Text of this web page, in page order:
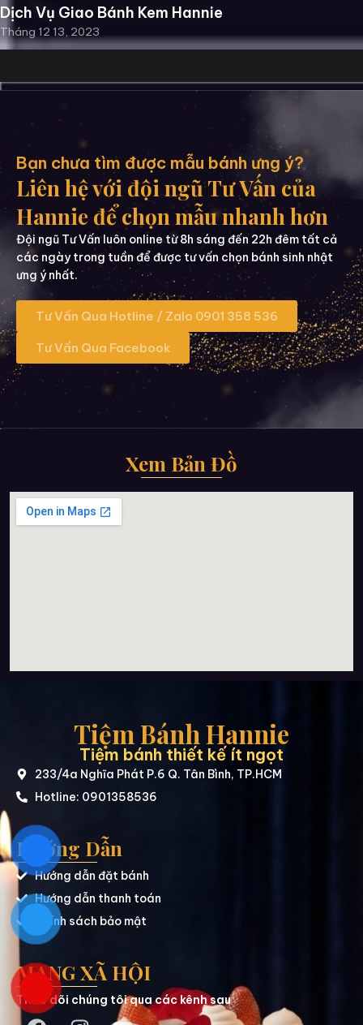
Dịch Vụ Giao Bánh Kem Hannie
Tháng 12 13, 2023
Bạn chưa tìm được mẫu bánh ưng ý?
Liên hệ với đội ngũ Tư Vấn của
Hannie để chọn mẫu nhanh hơn
Đội ngũ Tư Vấn luôn online từ 8h sáng đến 22h đêm tất cả
các ngày trong tuần để được tư vấn chọn bánh sinh nhật
ưng ý nhất.
Tư Vấn Qua Hotline / Zalo 0901 358 536
Tư Vấn Qua Facebook
Xem Bản Đồ
Tiệm Bánh Hannie
Tiệm bánh thiết kế ít ngọt
233/4a Nghĩa Phát P.6 Q. Tân Bình, TP.HCM
Hotline: 0901358536
Hướng Dẫn
Hướng dẫn đặt bánh
Hướng dẫn thanh toán
Chính sách bảo mật
MẠNG XÃ HỘI
Theo dõi chúng tôi qua các kênh sau